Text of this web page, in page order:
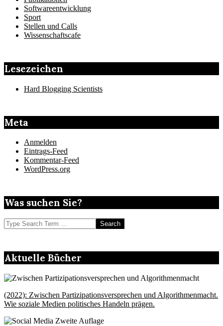
Softwareentwicklung
Sport
Stellen und Calls
Wissenschaftscafe
Lesezeichen
Hard Blogging Scientists
Meta
Anmelden
Eintrags-Feed
Kommentar-Feed
WordPress.org
Was suchen Sie?
Search
Aktuelle Bücher
(2022): Zwischen Partizipationsversprechen und Algorithmenmacht.
Wie soziale Medien politisches Handeln prägen.